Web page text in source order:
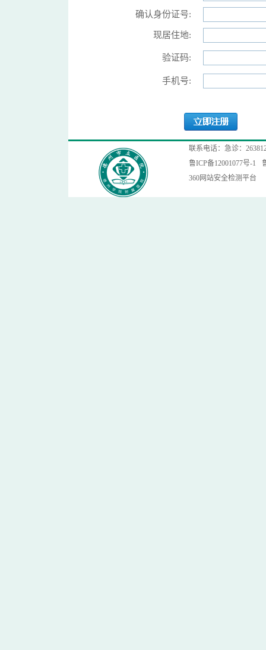
确认身份证号:
现居住地:
验证码:
手机号:
联系电话：急诊：
鲁ICP备12001077号-1
360网站安全检测平台